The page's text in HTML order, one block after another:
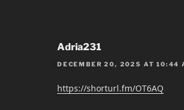
Adria231
DECEMBER 20, 2025 AT 10:44
https://shorturl.fm/OT6AQ